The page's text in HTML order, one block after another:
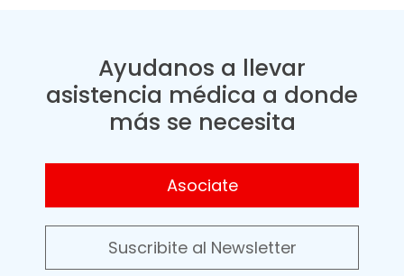
Ayudanos a llevar
asistencia médica a donde
más se necesita
Asociate
Suscribite al Newsletter